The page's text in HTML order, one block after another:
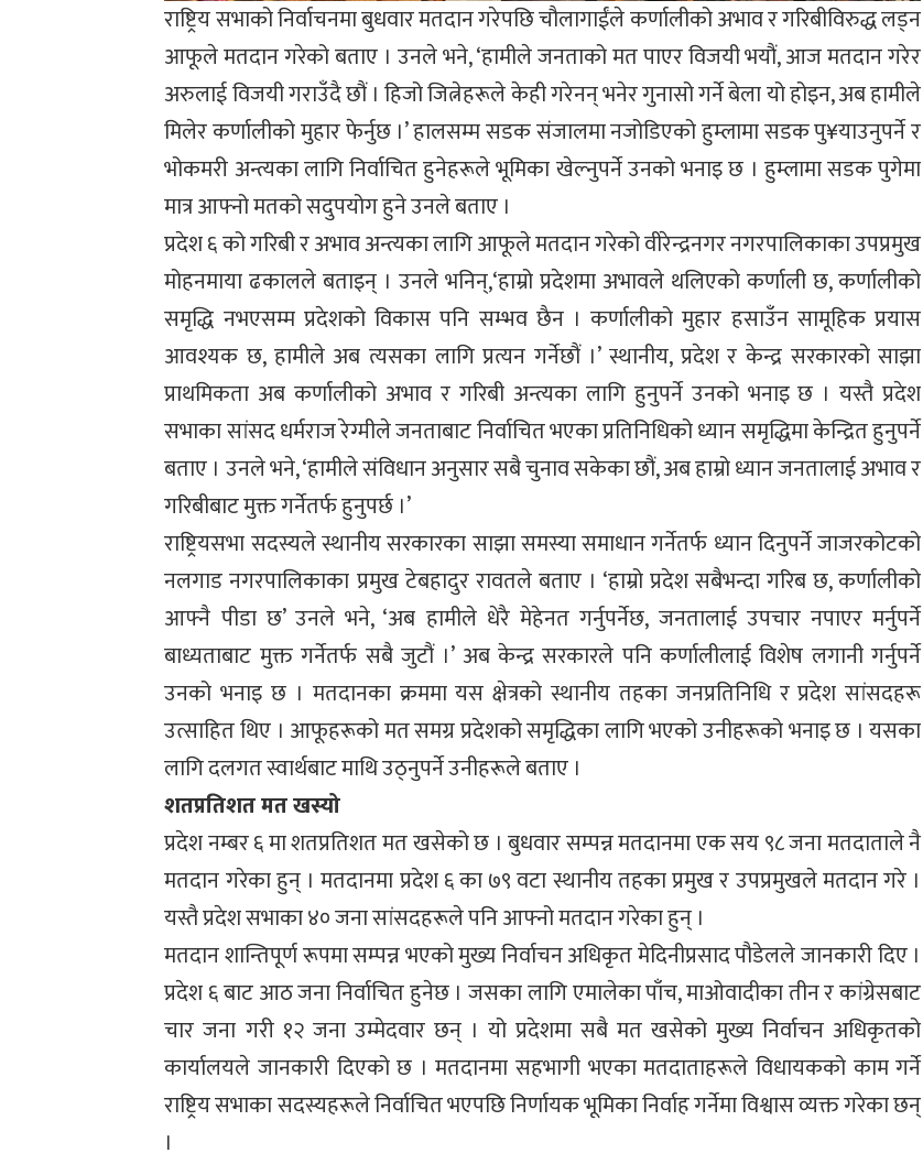
राष्ट्रिय सभाको निर्वाचनमा बुधवार मतदान गरेपछि चौलागाईंले कर्णालीको अभाव र गरिबीविरुद्ध लड्न
आफूले मतदान गरेको बताए । उनले भने, ‘हामीले जनताको मत पाएर विजयी भयौं, आज मतदान गरेर
अरुलाई विजयी गराउँदै छौं । हिजो जित्नेहरूले केही गरेनन् भनेर गुनासो गर्ने बेला यो होइन, अब हामीले
मिलेर कर्णालीको मुहार फेर्नुछ ।’ हालसम्म सडक संजालमा नजोडिएको हुम्लामा सडक पु¥याउनुपर्ने र
भोकमरी अन्त्यका लागि निर्वाचित हुनेहरूले भूमिका खेल्नुपर्ने उनको भनाइ छ । हुम्लामा सडक पुगेमा
मात्र आफ्नो मतको सदुपयोग हुने उनले बताए ।
प्रदेश ६ को गरिबी र अभाव अन्त्यका लागि आफूले मतदान गरेको वीरेन्द्रनगर नगरपालिकाका उपप्रमुख
मोहनमाया ढकालले बताइन् । उनले भनिन्,‘हाम्रो प्रदेशमा अभावले थलिएको कर्णाली छ, कर्णालीको
समृद्धि नभएसम्म प्रदेशको विकास पनि सम्भव छैन । कर्णालीको मुहार हसाउँन सामूहिक प्रयास
आवश्यक छ, हामीले अब त्यसका लागि प्रत्यन गर्नेछौं ।’ स्थानीय, प्रदेश र केन्द्र सरकारको साझा
प्राथमिकता अब कर्णालीको अभाव र गरिबी अन्त्यका लागि हुनुपर्ने उनको भनाइ छ । यस्तै प्रदेश
सभाका सांसद धर्मराज रेग्मीले जनताबाट निर्वाचित भएका प्रतिनिधिको ध्यान समृद्धिमा केन्द्रित हुनुपर्ने
बताए । उनले भने, ‘हामीले संविधान अनुसार सबै चुनाव सकेका छौं, अब हाम्रो ध्यान जनतालाई अभाव र
गरिबीबाट मुक्त गर्नेतर्फ हुनुपर्छ ।’
राष्ट्रियसभा सदस्यले स्थानीय सरकारका साझा समस्या समाधान गर्नेतर्फ ध्यान दिनुपर्ने जाजरकोटको
नलगाड नगरपालिकाका प्रमुख टेबहादुर रावतले बताए । ‘हाम्रो प्रदेश सबैभन्दा गरिब छ, कर्णालीको
आफ्नै पीडा छ’ उनले भने, ‘अब हामीले धेरै मेहेनत गर्नुपर्नेछ, जनतालाई उपचार नपाएर मर्नुपर्ने
बाध्यताबाट मुक्त गर्नेतर्फ सबै जुटौं ।’ अब केन्द्र सरकारले पनि कर्णालीलाई विशेष लगानी गर्नुपर्ने
उनको भनाइ छ । मतदानका क्रममा यस क्षेत्रको स्थानीय तहका जनप्रतिनिधि र प्रदेश सांसदहरू
उत्साहित थिए । आफूहरूको मत समग्र प्रदेशको समृद्धिका लागि भएको उनीहरूको भनाइ छ । यसका
लागि दलगत स्वार्थबाट माथि उठ्नुपर्ने उनीहरूले बताए ।
शतप्रतिशत मत खस्यो
प्रदेश नम्बर ६ मा शतप्रतिशत मत खसेको छ । बुधवार सम्पन्न मतदानमा एक सय ९८ जना मतदाताले नै
मतदान गरेका हुन् । मतदानमा प्रदेश ६ का ७९ वटा स्थानीय तहका प्रमुख र उपप्रमुखले मतदान गरे ।
यस्तै प्रदेश सभाका ४० जना सांसदहरूले पनि आफ्नो मतदान गरेका हुन् ।
मतदान शान्तिपूर्ण रूपमा सम्पन्न भएको मुख्य निर्वाचन अधिकृत मेदिनीप्रसाद पौडेलले जानकारी दिए ।
प्रदेश ६ बाट आठ जना निर्वाचित हुनेछ । जसका लागि एमालेका पाँच, माओवादीका तीन र कांग्रेसबाट
चार जना गरी १२ जना उम्मेदवार छन् । यो प्रदेशमा सबै मत खसेको मुख्य निर्वाचन अधिकृतको
कार्यालयले जानकारी दिएको छ । मतदानमा सहभागी भएका मतदाताहरूले विधायकको काम गर्ने
राष्ट्रिय सभाका सदस्यहरूले निर्वाचित भएपछि निर्णायक भूमिका निर्वाह गर्नेमा विश्वास व्यक्त गरेका छन्
।